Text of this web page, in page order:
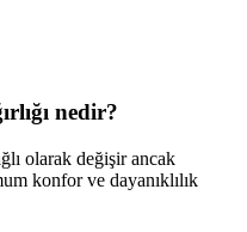
nedir?
olarak değişir ancak
konfor ve dayanıklılık